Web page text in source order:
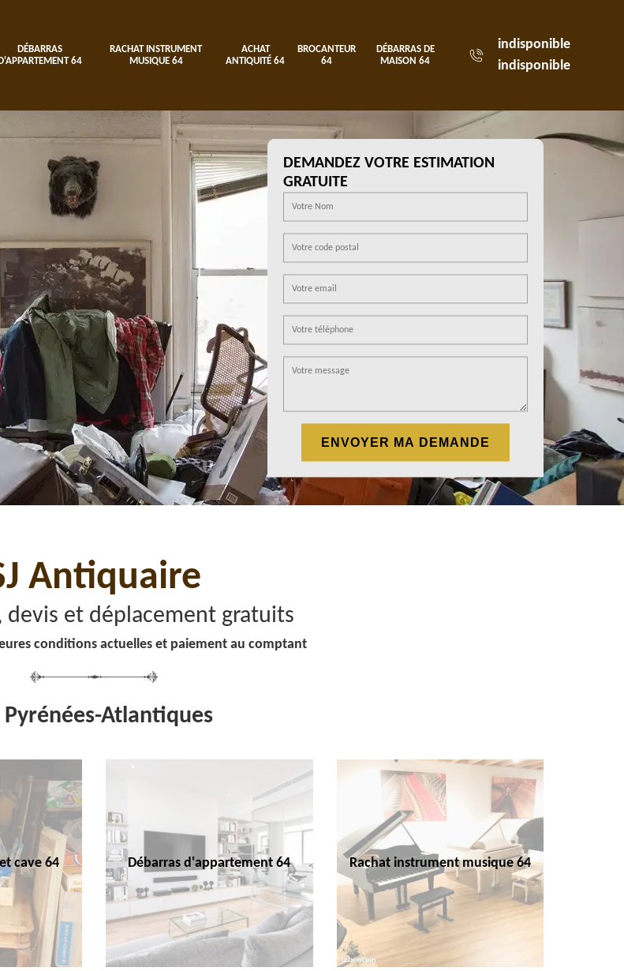
DÉBARRAS
D'APPARTEMENT 64
RACHAT INSTRUMENT
MUSIQUE 64
ACHAT
ANTIQUITÉ 64
BROCANTEUR
64
DÉBARRAS DE
MAISON 64
indisponible
indisponible
DEMANDEZ VOTRE ESTIMATION
GRATUITE
Antiquaire
devis et déplacement gratuits
conditions actuelles et paiement au comptant
Pyrénées-Atlantiques
cave 64 Débarras d'appartement 64 Rachat instrument musique 64